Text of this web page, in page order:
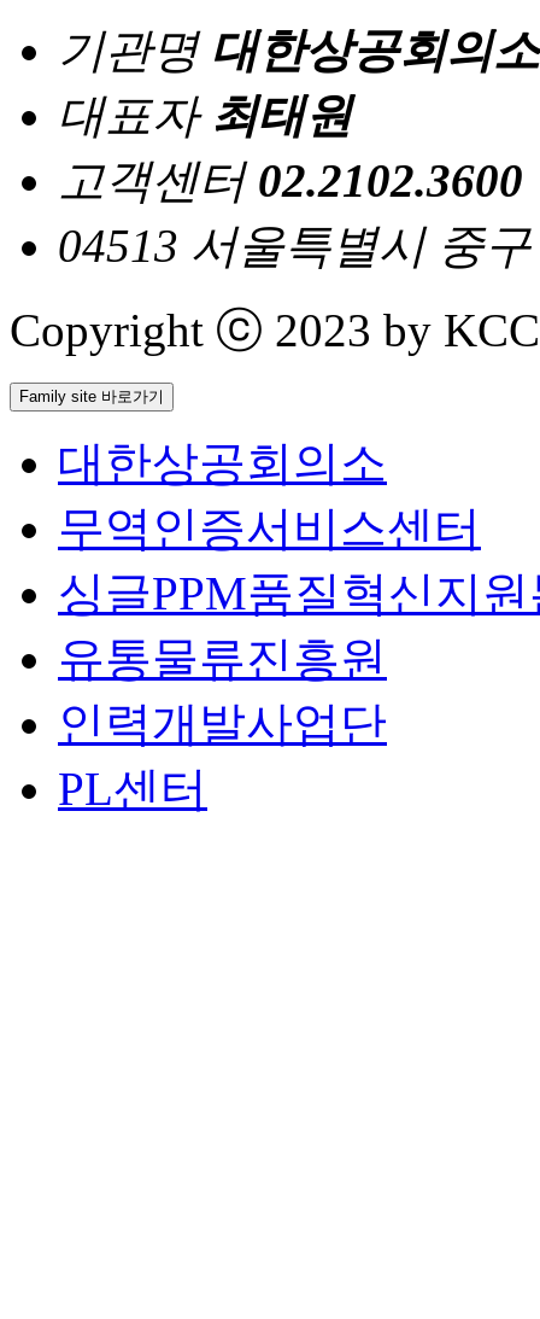
기관명 대한상공회의소
대표자 최태원
고객센터 02.2102.3600
04513 서울특별시 중
Copyright ⓒ 2023 by
Family site 바로가기
대한상공회의소
무역인증서비스센터
싱글PPM품질혁신지
유통물류진흥원
인력개발사업단
PL센터